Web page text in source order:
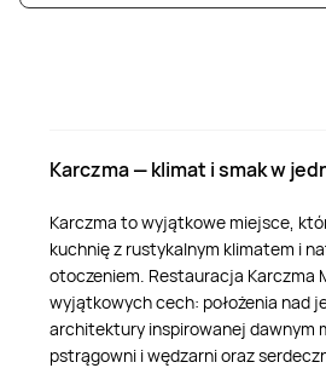
Karczma — klimat i smak w
Karczma to wyjątkowe miejsce,
kuchnię z rustykalnym klimatem i
otoczeniem. Restauracja Karczma
wyjątkowych cech: położenia nad
architektury inspirowanej dawnym
pstrągowni i wędzarni oraz